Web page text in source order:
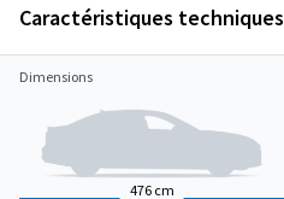
Caractéristiques techniques
Dimensions
476 cm